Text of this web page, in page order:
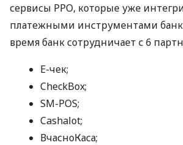
сервисы РРО, которые уже
платежными инструментами
время банк сотрудничает с 6
E-чек;
CheckBox;
SM-POS;
Cashalot;
ВчасноКаса;